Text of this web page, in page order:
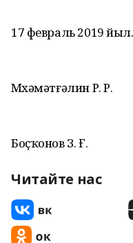
17 февраль 2019
Мөхәмәтғәлин Р. Р.
Боҫҡонов З. Ғ.
Читайте нас